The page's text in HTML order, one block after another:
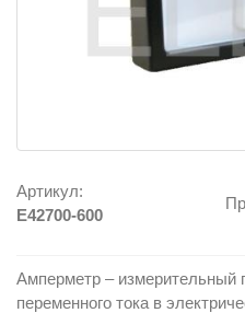
Артикул:
E42700-600
Амперметр – измерительный
переменного тока в